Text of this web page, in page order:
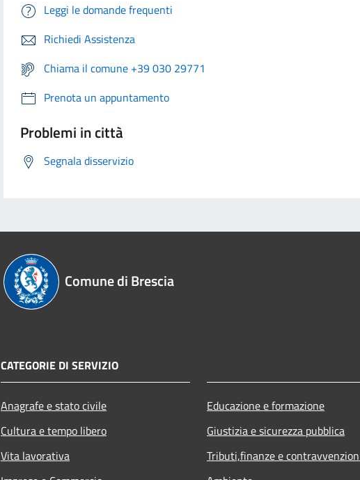
Leggi le domande frequenti
Richiedi Assistenza
Chiama il comune +39 030 29771
Prenota un appuntamento
Problemi in città
Segnala disservizio
Comune di Brescia
CATEGORIE DI SERVIZIO
Anagrafe e stato civile
Cultura e tempo libero
Vita lavorativa
Educazione e formazione
Giustizia e sicurezza pubblica
Tributi,finanze e